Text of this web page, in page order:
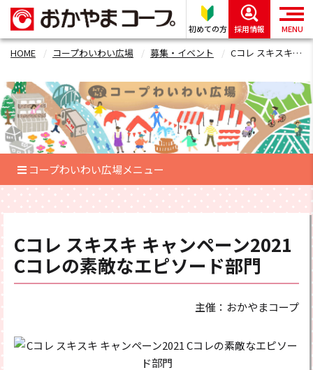
初めての方 採用情報 MENU
HOME コープわいわい広場 募集・イベント Cコレ スキスキ キャンペーン2021 Cコレの素敵なエピソード部門フォーム
コープわいわい広場メニュー
Cコレ スキスキ キャンペーン2021
Cコレの素敵なエピソード部門
主催：おかやまコープ